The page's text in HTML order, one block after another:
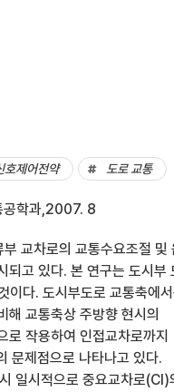
호제어전약 도로 교통
공학과,2007. 8
교차로의 교통수요조절 및
고 있다. 본 연구는 도시부
이다. 도시부도로 교통축에
교통축상 주방향 현시의
작용하여 인접교차로까지
문제점으로 나타나고 있다.
일시적으로 중요교차로(CI)